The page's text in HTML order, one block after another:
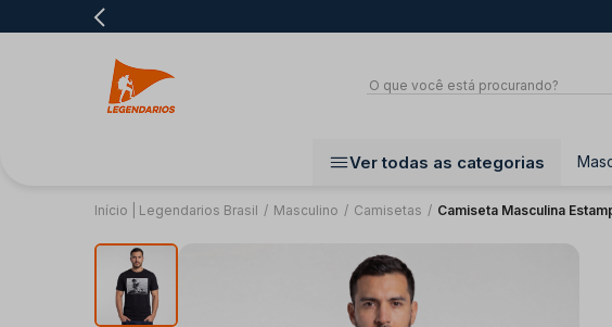
Ver todas as categorias
Início | Legendarios Brasil / Masculino / Camisetas / Camiseta Masculina